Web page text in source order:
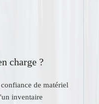
charge ?
de matériel
inventaire